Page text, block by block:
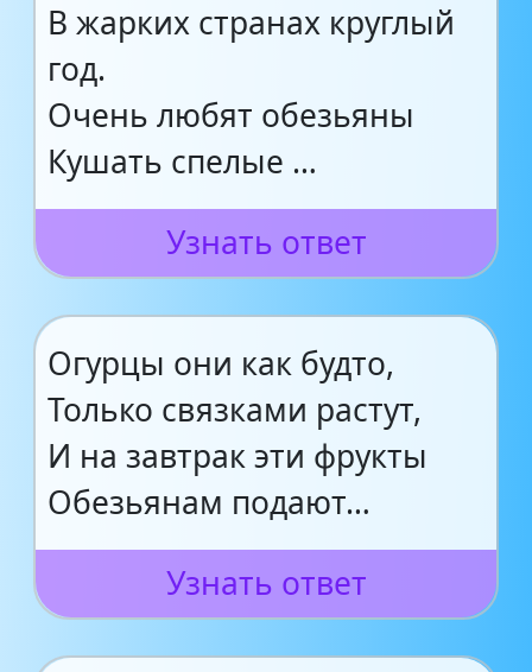
В жарких странах круглый
год.
Очень любят обезьяны
Кушать спелые …
Узнать ответ
Огурцы они как будто,
Только связками растут,
И на завтрак эти фрукты
Обезьянам подают…
Узнать ответ